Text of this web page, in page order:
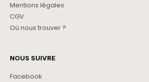
Mentions légales
CGV
Où nous trouver ?
NOUS SUIVRE
Facebook